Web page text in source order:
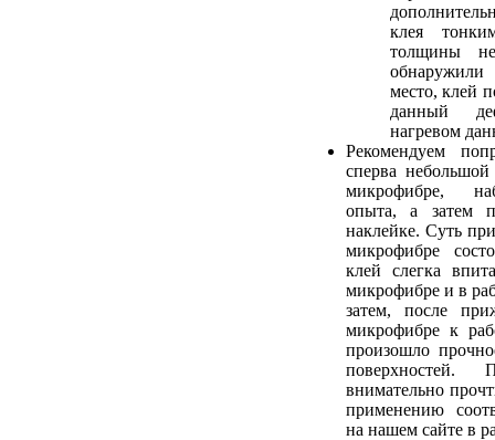
клея
толщины
место, клей
данный
нагревом
Рекомендуем
сперва
микрофибре,
опыта, а затем
наклейке. Суть
микрофибре
клей слегка
микрофибре и в
затем, после
микрофибре к
произошло
поверхностей.
внимательно
применению
на нашем сайте в